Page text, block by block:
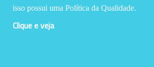
isso possui uma Política da Qualidade.
Clique e veja